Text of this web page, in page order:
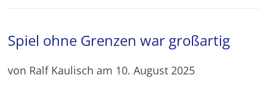
Spiel ohne Grenzen war großartig
von Ralf Kaulisch am 10. August 2025